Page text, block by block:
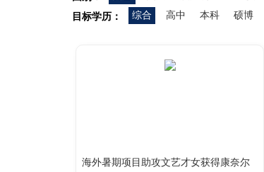
目标学历：
综合 高中 本科 硕博
海外暑期项目助攻文艺才女获得康奈尔